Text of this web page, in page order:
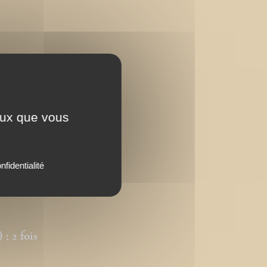
2 fois
que vous